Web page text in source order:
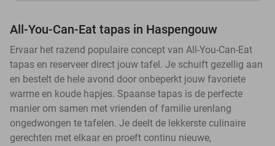
All-You-Can-Eat tapas in Haspengouw
Ervaar het razend populaire concept van All-You-Can-Eat
tapas en reserveer direct jouw tafel. Je schuift gezellig aan
en bestelt de hele avond door onbeperkt jouw favoriete
warme en koude hapjes. Spaanse tapas is de perfecte
manier om samen met vrienden of familie urenlang
ongedwongen te tafelen. Je deelt de lekkerste culinaire
gerechten met elkaar en proeft continu nieuwe,